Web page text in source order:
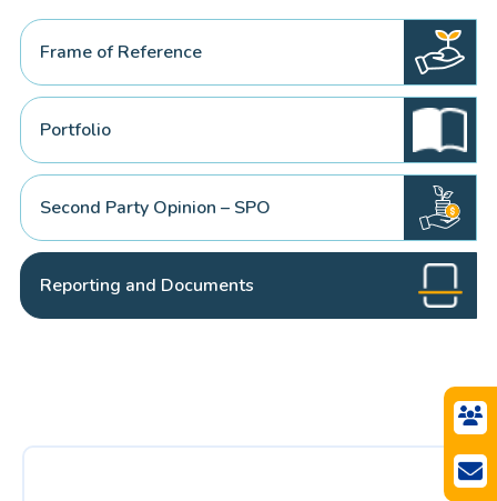
Frame of Reference
Portfolio
Second Party Opinion – SPO
Reporting and Documents